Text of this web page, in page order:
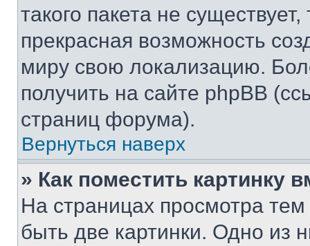
такого пакета не
прекрасная возможность
миру свою локализацию.
получить на сайте phpBB
страниц форума).
Вернуться наверх
» Как поместить картинку
На страницах просмотра
быть две картинки. Одно из